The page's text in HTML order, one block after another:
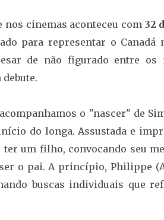
cinemas aconteceu com 32
para representar o Canadá
de não figurado entre
o "nascer" de
do longa. Assustada e
um filho, convocando seu
o pai. A princípio, Philippe
buscas individuais que